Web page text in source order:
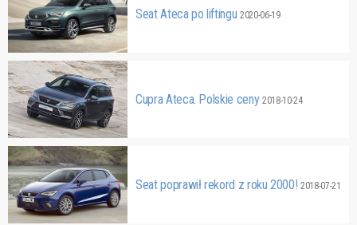
Seat Ateca po liftingu 2020-06-19
Cupra Ateca. Polskie ceny 2018-10-24
Seat poprawił rekord z roku 2000!2018-07-21